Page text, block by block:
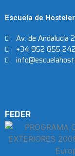
Escuela de
Av. de Andalucía
+34 952 855 242
FEDER